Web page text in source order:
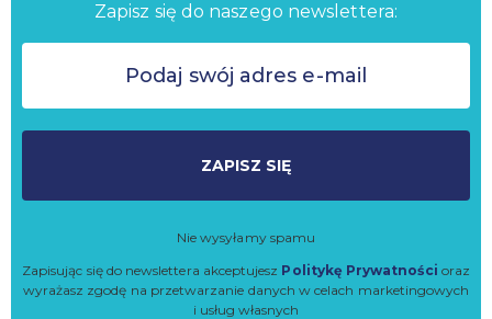
Zapisz się do naszego newslettera:
ZAPISZ SIĘ
Nie wysyłamy spamu
Zapisując się do newslettera akceptujesz Politykę Prywatności oraz
wyrażasz zgodę na przetwarzanie danych w celach marketingowych
i usług własnych